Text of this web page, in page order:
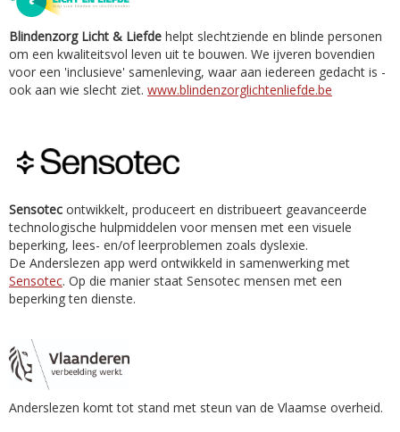
Blindenzorg Licht & Liefde helpt slechtziende en blinde personen
om een kwaliteitsvol leven uit te bouwen. We ijveren bovendien
voor een 'inclusieve' samenleving, waar aan iedereen gedacht is -
ook aan wie slecht ziet. www.blindenzorglichtenliefde.be
Sensotec ontwikkelt, produceert en distribueert geavanceerde
technologische hulpmiddelen voor mensen met een visuele
beperking, lees- en/of leerproblemen zoals dyslexie.
De Anderslezen app werd ontwikkeld in samenwerking met
Sensotec. Op die manier staat Sensotec mensen met een
beperking ten dienste.
Anderslezen komt tot stand met steun van de Vlaamse overheid.